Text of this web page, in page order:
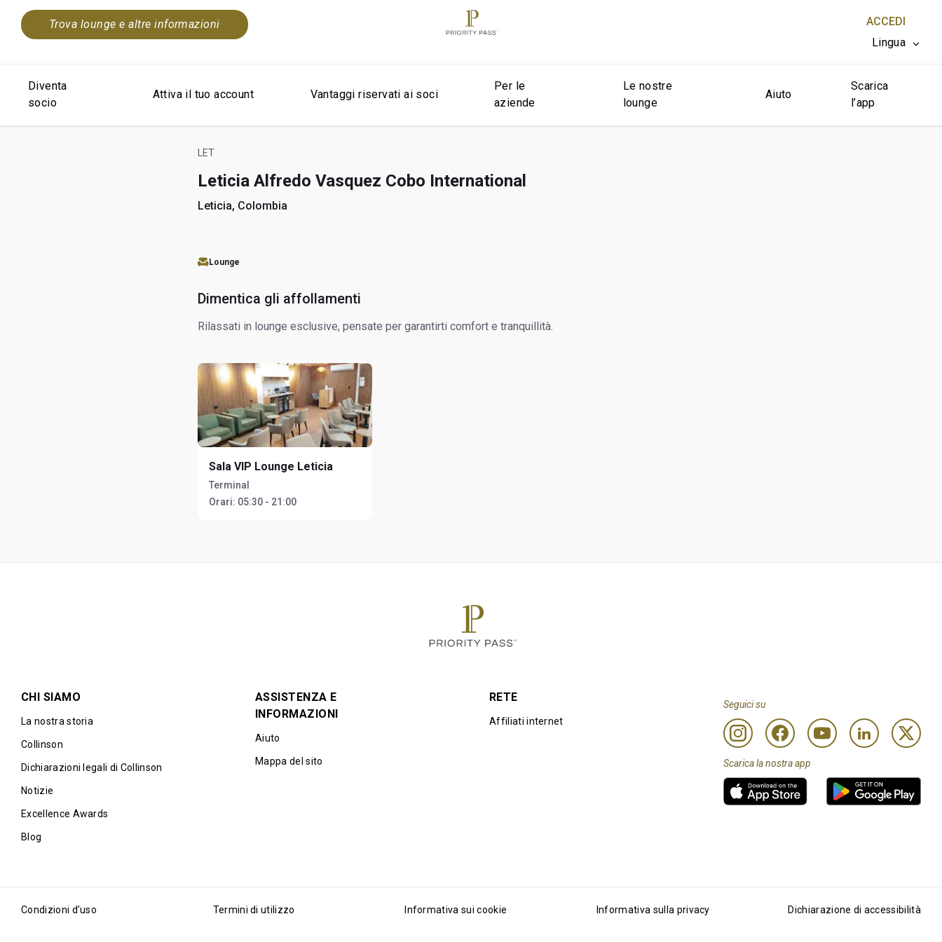
Trova lounge e altre informazioni
ACCEDI
Lingua
CHIUDI X
Diventa
socio
Attiva il tuo account Vantaggi riservati ai soci
Per le
aziende
Le nostre
lounge
Aiuto
Scarica
l’app
LET
Leticia Alfredo Vasquez Cobo International
Leticia, Colombia
Lounge
Dimentica gli affollamenti
Rilassati in lounge esclusive, pensate per garantirti comfort e tranquillità.
Sala VIP Lounge Leticia
Terminal
Orari: 05:30 - 21:00
CHI SIAMO
La nostra storia
Collinson
Dichiarazioni legali di Collinson
Notizie
Excellence Awards
Blog
ASSISTENZA E
INFORMAZIONI
Aiuto
Mappa del sito
RETE
Affiliati internet
Seguici su
Scarica la nostra app
Condizioni d’uso Termini di utilizzo Informativa sui cookie Informativa sulla privacy Dichiarazione di accessibilità